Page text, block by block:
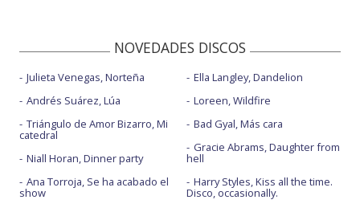
NOVEDADES DISCOS
Julieta Venegas, Norteña
Andrés Suárez, Lúa
Triángulo de Amor Bizarro, Mi
catedral
Niall Horan, Dinner party
Ana Torroja, Se ha acabado el
show
Ella Langley, Dandelion
Loreen, Wildfire
Bad Gyal, Más cara
Gracie Abrams, Daughter from
hell
Harry Styles, Kiss all the time.
Disco, occasionally.